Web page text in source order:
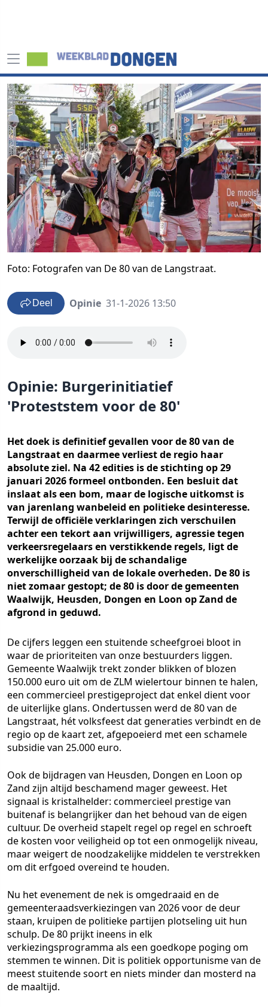
Foto: Fotografen van De 80 van de Langstraat.
Deel Opinie 31-1-2026 13:50
Opinie: Burgerinitiatief
'Proteststem voor de 80'
Het doek is definitief gevallen voor de 80 van de
Langstraat en daarmee verliest de regio haar
absolute ziel. Na 42 edities is de stichting op 29
januari 2026 formeel ontbonden. Een besluit dat
inslaat als een bom, maar de logische uitkomst is
van jarenlang wanbeleid en politieke desinteresse.
Terwijl de officiële verklaringen zich verschuilen
achter een tekort aan vrijwilligers, agressie tegen
verkeersregelaars en verstikkende regels, ligt de
werkelijke oorzaak bij de schandalige
onverschilligheid van de lokale overheden. De 80 is
niet zomaar gestopt; de 80 is door de gemeenten
Waalwijk, Heusden, Dongen en Loon op Zand de
afgrond in geduwd.
De cijfers leggen een stuitende scheefgroei bloot in
waar de prioriteiten van onze bestuurders liggen.
Gemeente Waalwijk trekt zonder blikken of blozen
150.000 euro uit om de ZLM wielertour binnen te halen,
een commercieel prestigeproject dat enkel dient voor
de uiterlijke glans. Ondertussen werd de 80 van de
Langstraat, hét volksfeest dat generaties verbindt en de
regio op de kaart zet, afgepoeierd met een schamele
subsidie van 25.000 euro.
Ook de bijdragen van Heusden, Dongen en Loon op
Zand zijn altijd beschamend mager geweest. Het
signaal is kristalhelder: commercieel prestige van
buitenaf is belangrijker dan het behoud van de eigen
cultuur. De overheid stapelt regel op regel en schroeft
de kosten voor veiligheid op tot een onmogelijk niveau,
maar weigert de noodzakelijke middelen te verstrekken
om dit erfgoed overeind te houden.
Nu het evenement de nek is omgedraaid en de
gemeenteraadsverkiezingen van 2026 voor de deur
staan, kruipen de politieke partijen plotseling uit hun
schulp. De 80 prijkt ineens in elk
verkiezingsprogramma als een goedkope poging om
stemmen te winnen. Dit is politiek opportunisme van de
meest stuitende soort en niets minder dan mosterd na
de maaltijd.